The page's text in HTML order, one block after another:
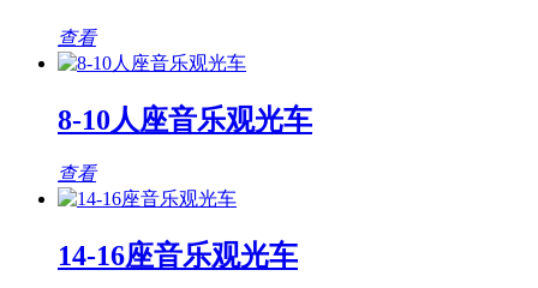
查看
8-10人座音乐观光车
查看
14-16座音乐观光车